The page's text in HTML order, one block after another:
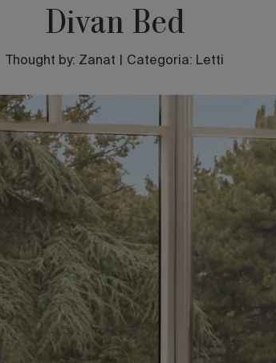
Divan Bed
Thought by: Zanat Categoria: Letti